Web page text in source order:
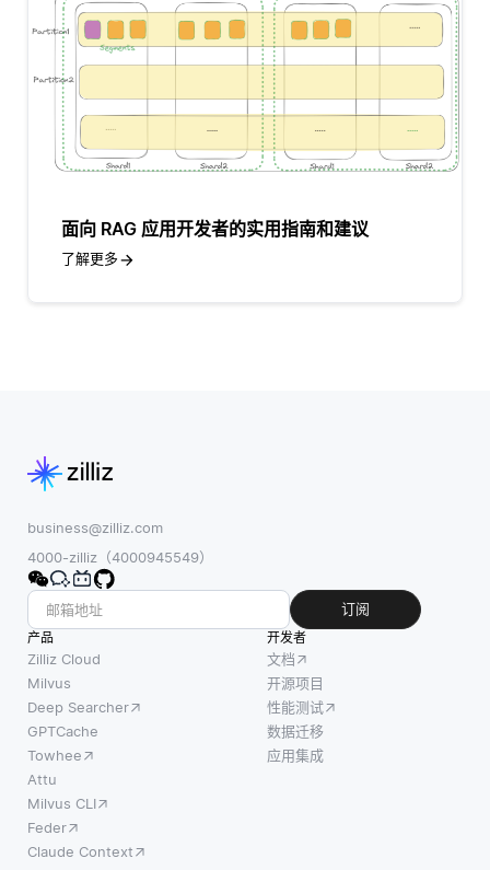
面向 RAG 应用开发者的实用指南和建议
了解更多
business@zilliz.com
4000-zilliz（4000945549）
订阅
产品
Zilliz Cloud
Milvus
Deep Searcher
GPTCache
Towhee
Attu
Milvus CLI
Feder
Claude Context
开发者
文档
开源项目
性能测试
数据迁移
应用集成